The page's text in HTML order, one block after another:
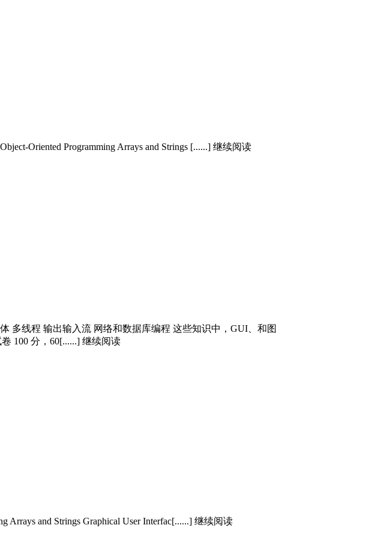
Oriented Programming Arrays and Strings [......] 继续阅读
多线程 输出输入流 网络和数据库编程 这些知识中，GUI、和图
100 分，60[......] 继续阅读
Arrays and Strings Graphical User Interfac[......] 继续阅读